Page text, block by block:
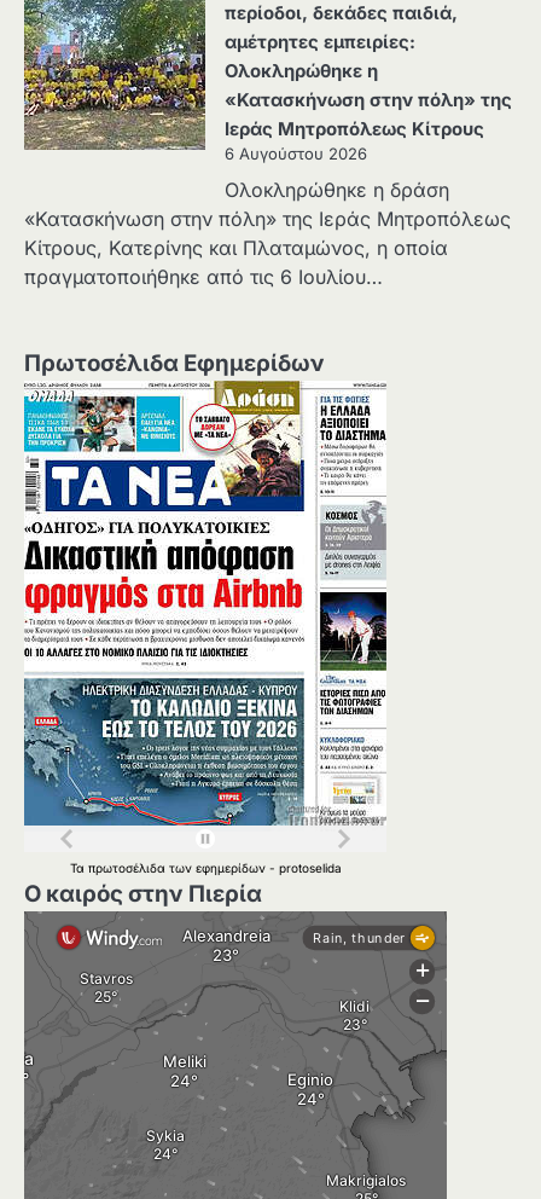
περίοδοι, δεκάδες παιδιά,
αμέτρητες εμπειρίες:
Ολοκληρώθηκε η
«Κατασκήνωση στην πόλη» της
Ιεράς Μητροπόλεως Κίτρους
6 Αυγούστου 2026
Ολοκληρώθηκε η δράση
«Κατασκήνωση στην πόλη» της Ιεράς Μητροπόλεως
Κίτρους, Κατερίνης και Πλαταμώνος, η οποία
πραγματοποιήθηκε από τις 6 Ιουλίου…
Πρωτοσέλιδα Εφημερίδων
Τα πρωτοσέλιδα των εφημερίδων - protoselida
Ο καιρός στην Πιερία